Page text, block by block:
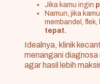
Jika kamu ingin
Namun, jika
membandel,
tepat.
Idealnya, klinik
menangani
agar hasil lebih